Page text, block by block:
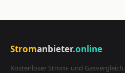
Stromanbieter.online
Kostenloser Strom- und Gasvergleich.